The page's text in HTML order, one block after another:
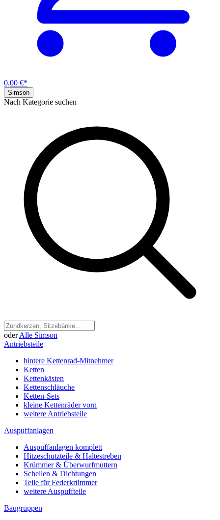
0,00 €*
Simson
Nach Kategorie suchen
oder Alle Simson
Antriebsteile
hintere Kettenrad-Mitnehmer
Ketten
Kettenkästen
Kettenschläuche
Ketten-Sets
kleine Kettenräder vorn
weitere Antriebsteile
Auspuffanlagen
Auspuffanlagen komplett
Hitzeschutzteile & Haltestreben
Krümmer & Überwurfmuttern
Schellen & Dichtungen
Teile für Federkrümmer
weitere Auspuffteile
Baugruppen